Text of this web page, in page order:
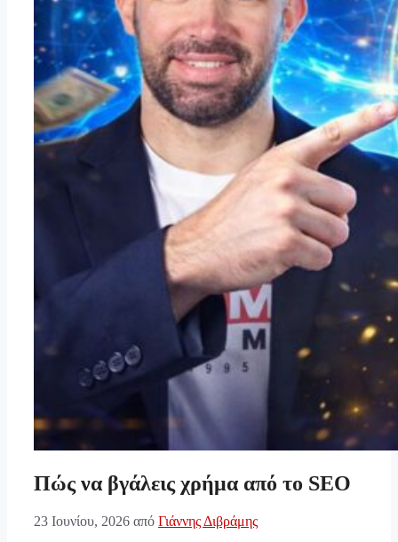
Πώς να βγάλεις χρήμα από το SEO
23 Ιουνίου, 2026 από Γιάννης Διβράμης